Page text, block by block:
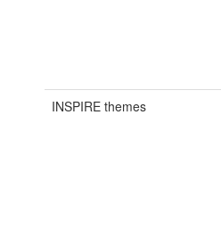
INSPIRE themes